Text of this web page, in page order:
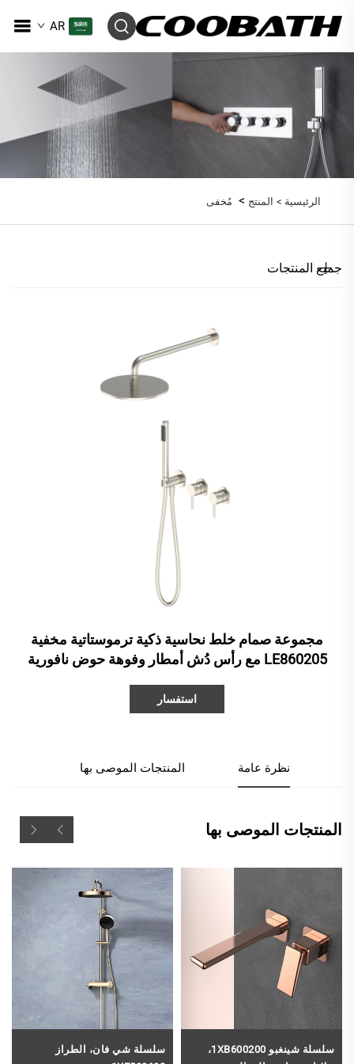
AR
الرئيسية > المنتج > مُخفى
جميع المنتجات
مجموعة صمام خلط نحاسية ذكية ترموستاتية مخفية
LE860205 مع رأس دُش أمطار وفوهة حوض نافورية
استفسار
نظرة عامة المنتجات الموصى بها
المنتجات الموصى بها
سلسلة شينغبو 1XB600200،
سلسلة شي فان، الطراز